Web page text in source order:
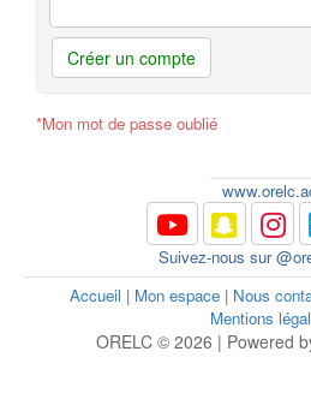
Créer un compte
*Mon mot de passe oublié
Suivez-nous sur
Accueil | Mon espace | Nous
Mentions
ORELC © 2026 | Powered